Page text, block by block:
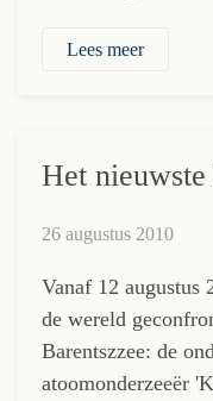
Lees meer
Het nieuwste
26 augustus 2010
Vanaf 12 augustus
de wereld
Barentszzee: de
atoomonderzeeër